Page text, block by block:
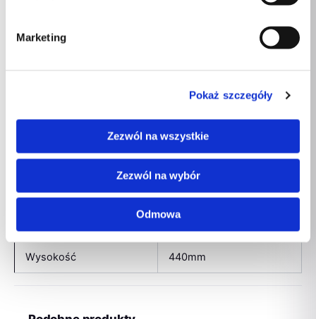
Marketing
Pokaż szczegóły
Zezwól na wszystkie
Zezwól na wybór
Odmowa
Zawartość zestawu
Wszystkie potrzebne
akcesoria montażowe x 1
Szerokość 260mm
Wysokość 440mm